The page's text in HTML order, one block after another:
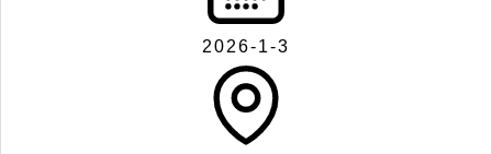
2026-1-3